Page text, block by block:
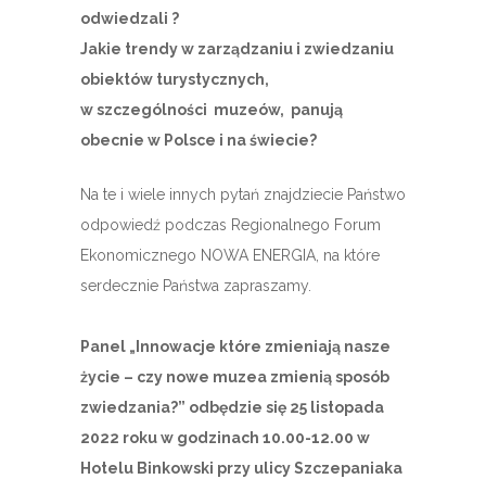
odwiedzali ?
Jakie trendy w zarządzaniu i zwiedzaniu
obiektów turystycznych,
w szczególności muzeów, panują
obecnie w Polsce i na świecie?
Na te i wiele innych pytań znajdziecie Państwo
odpowiedź podczas Regionalnego Forum
Ekonomicznego NOWA ENERGIA, na które
serdecznie Państwa zapraszamy.
Panel „Innowacje które zmieniają nasze
życie – czy nowe muzea zmienią sposób
zwiedzania?” odbędzie się 25 listopada
2022 roku w godzinach 10.00-12.00 w
Hotelu Binkowski przy ulicy Szczepaniaka